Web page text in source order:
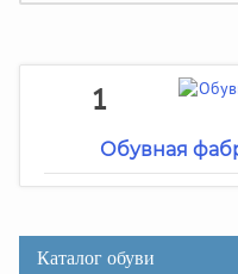
1
Обувная
Каталог обуви